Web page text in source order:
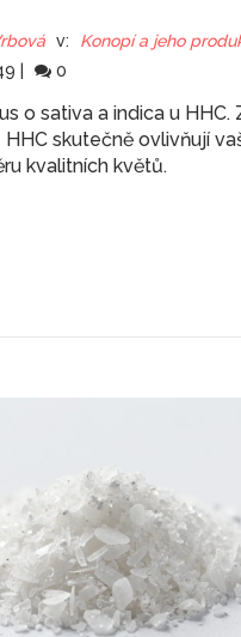
v:
Konopí a jeho
0
o sativa a indica u HHC.
skutečně ovlivňují
kvalitních květů.